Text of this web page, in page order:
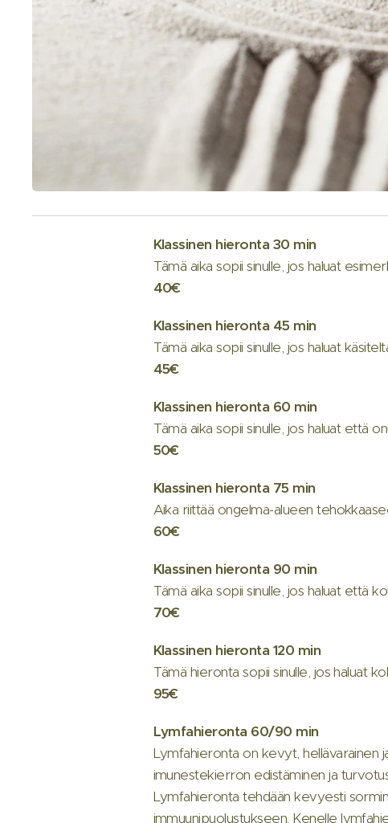
Klassinen hieronta 30 min
Tämä aika sopii sinulle, jos haluat
40€
Klassinen hieronta 45 min
Tämä aika sopii sinulle, jos haluat
45€
Klassinen hieronta 60 min
Tämä aika sopii sinulle, jos haluat että
50€
Klassinen hieronta 75 min
Aika riittää ongelma-alueen
60€
Klassinen hieronta 90 min
Tämä aika sopii sinulle, jos haluat että
70€
Klassinen hieronta 120 min
Tämä hieronta sopii sinulle, jos haluat
95€
Lymfahieronta 60/90 min
Lymfahieronta on kevyt, hellävarainen
imunestekierron edistäminen ja
Lymfahieronta tehdään kevyesti
immuunipuolustukseen. Kenelle